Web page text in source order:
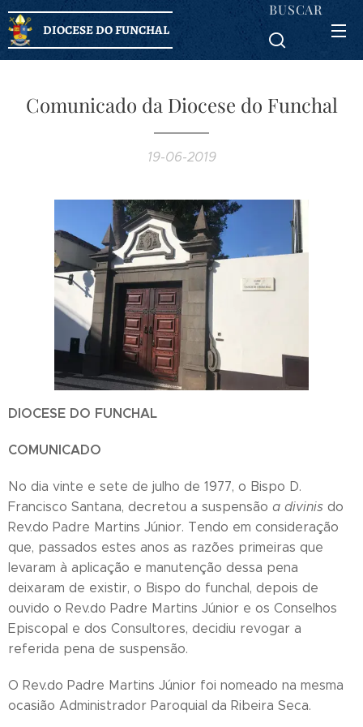
DIOCESE DO FUNCHAL
BUSCAR
Comunicado da Diocese do Funchal
19-06-2019
DIOCESE DO FUNCHAL
COMUNICADO
No dia vinte e sete de julho de 1977, o Bispo D.
Francisco Santana, decretou a suspensão a divinis do
Rev.do Padre Martins Júnior. Tendo em consideração
que, passados estes anos as razões primeiras que
levaram à aplicação e manutenção dessa pena
deixaram de existir, o Bispo do funchal, depois de
ouvido o Rev.do Padre Martins Júnior e os Conselhos
Episcopal e dos Consultores, decidiu revogar a
referida pena de suspensão.
O Rev.do Padre Martins Júnior foi nomeado na mesma
ocasião Administrador Paroquial da Ribeira Seca.